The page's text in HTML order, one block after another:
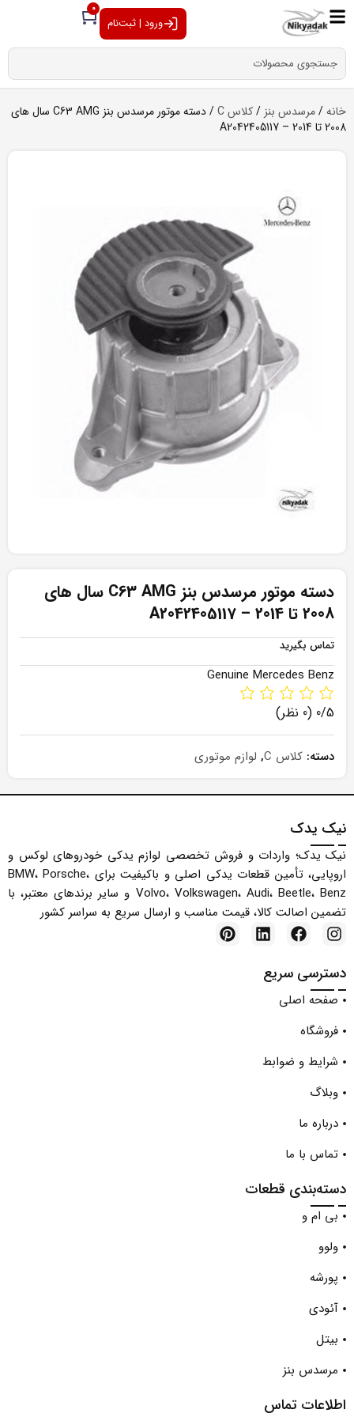
ورود | ثبت‌نام
0
خانه/مرسدس بنز /کلاس C
/ دسته موتور مرسدس بنز C63 AMG سال های
2008 تا 2014 – A2042405117
دسته موتور مرسدس بنز C63 AMG سال های
2008 تا 2014 – A2042405117
تماس بگیرید
Genuine Mercedes Benz
0/5 (0 نظر)
دسته: کلاس C , لوازم موتوری
نیک یدک
نیک یدک؛ واردات و فروش تخصصی لوازم یدکی خودروهای لوکس و
اروپایی، تأمین قطعات یدکی اصلی و باکیفیت برای BMW، Porsche،
Volvo، Volkswagen، Audi، Beetle، Benz و سایر برندهای معتبر، با
تضمین اصالت کالا، قیمت مناسب و ارسال سریع به سراسر کشور
دسترسی سریع
صفحه اصلی
فروشگاه
شرایط و ضوابط
وبلاگ
درباره ما
تماس با ما
دسته‌بندی قطعات
بی ام و
ولوو
پورشه
آئودی
بیتل
مرسدس بنز
اطلاعات تماس